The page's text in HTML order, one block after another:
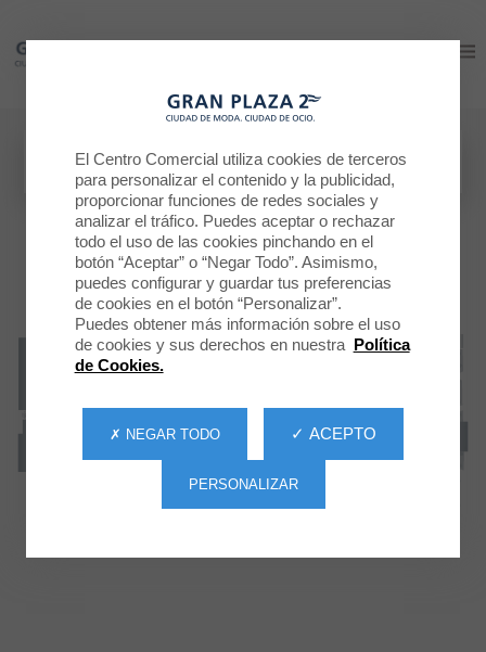
Gran Plaza 2
Gran Plaza 2
El Centro Comercial utiliza cookies de terceros
para personalizar el contenido y la publicidad,
proporcionar funciones de redes sociales y
analizar el tráfico. Puedes aceptar o rechazar
todo el uso de las cookies pinchando en el
botón “Aceptar” o “Negar Todo”. Asimismo,
puedes configurar y guardar tus preferencias
de cookies en el botón “Personalizar”.
Puedes obtener más información sobre el uso
de cookies y sus derechos en nuestra Política
de Cookies.
✓ ACEPTO
✗ NEGAR TODO
PERSONALIZAR